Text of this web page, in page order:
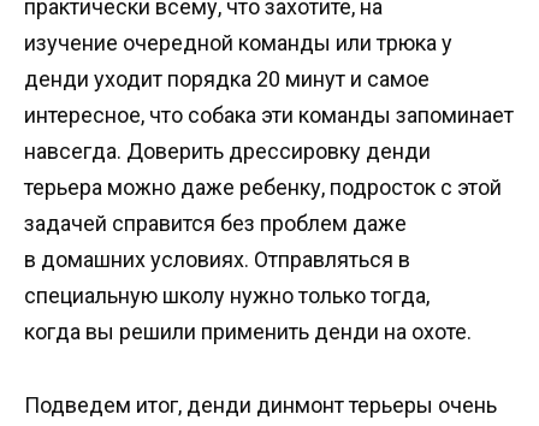
практически всему, что захотите, на
изучение очередной команды или трюка у
денди уходит порядка 20 минут и самое
интересное, что собака эти команды запоминает
навсегда. Доверить дрессировку денди
терьера можно даже ребенку, подросток с этой
задачей справится без проблем даже
в домашних условиях. Отправляться в
специальную школу нужно только тогда,
когда вы решили применить денди на охоте.
Подведем итог, денди динмонт терьеры очень